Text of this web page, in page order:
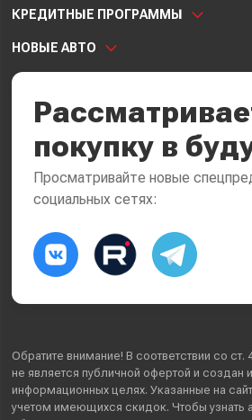
КРЕДИТНЫЕ ПРОГРАММЫ
НОВЫЕ АВТО
покупку в
Просматривайте новые
социальных сетях:
Обратите внимание! В соответствии со
не является публичной офертой и создан
информационных целях. Указанные на
учетом имеющихся скидок. Чтобы узнать